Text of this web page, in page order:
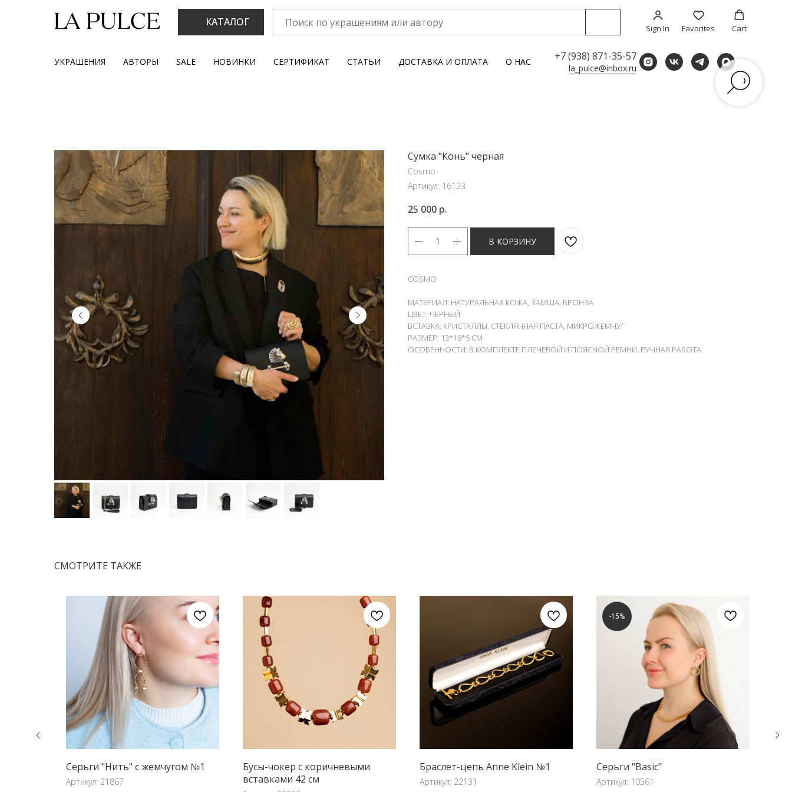
КАТАЛОГ Sign In Favorites Cart
УКРАШЕНИЯ АВТОРЫ SALE НОВИНКИ СЕРТИФИКАТ СТАТЬИ ДОСТАВКА И ОПЛАТА О НАС +7 (938) 871-35-57
la_pulce@inbox.ru
Сумка "Конь" черная
Cosmo
Артикул: 16123
25 000 р.
В КОРЗИНУ
COSMO
МАТЕРИАЛ: НАТУРАЛЬНАЯ КОЖА, ЗАМША, БРОНЗА
ЦВЕТ: ЧЕРНЫЙ
ВСТАВКА: КРИСТАЛЛЫ, СТЕКЛЯННАЯ ПАСТА, МИКРОЖЕМЧУГ
РАЗМЕР: 13*18*5 СМ
ОСОБЕННОСТИ: В КОМПЛЕКТЕ ПЛЕЧЕВОЙ И ПОЯСНОЙ РЕМНИ. РУЧНАЯ РАБОТА.
СМОТРИТЕ ТАКЖЕ
Серьги "Нить" с жемчугом №1
Артикул: 21867
Бусы-чокер с коричневыми
вставками 42 см
Браслет-цепь Anne Klein №1
Артикул: 22131
-15%
Серьги "Basic"
Артикул: 10561